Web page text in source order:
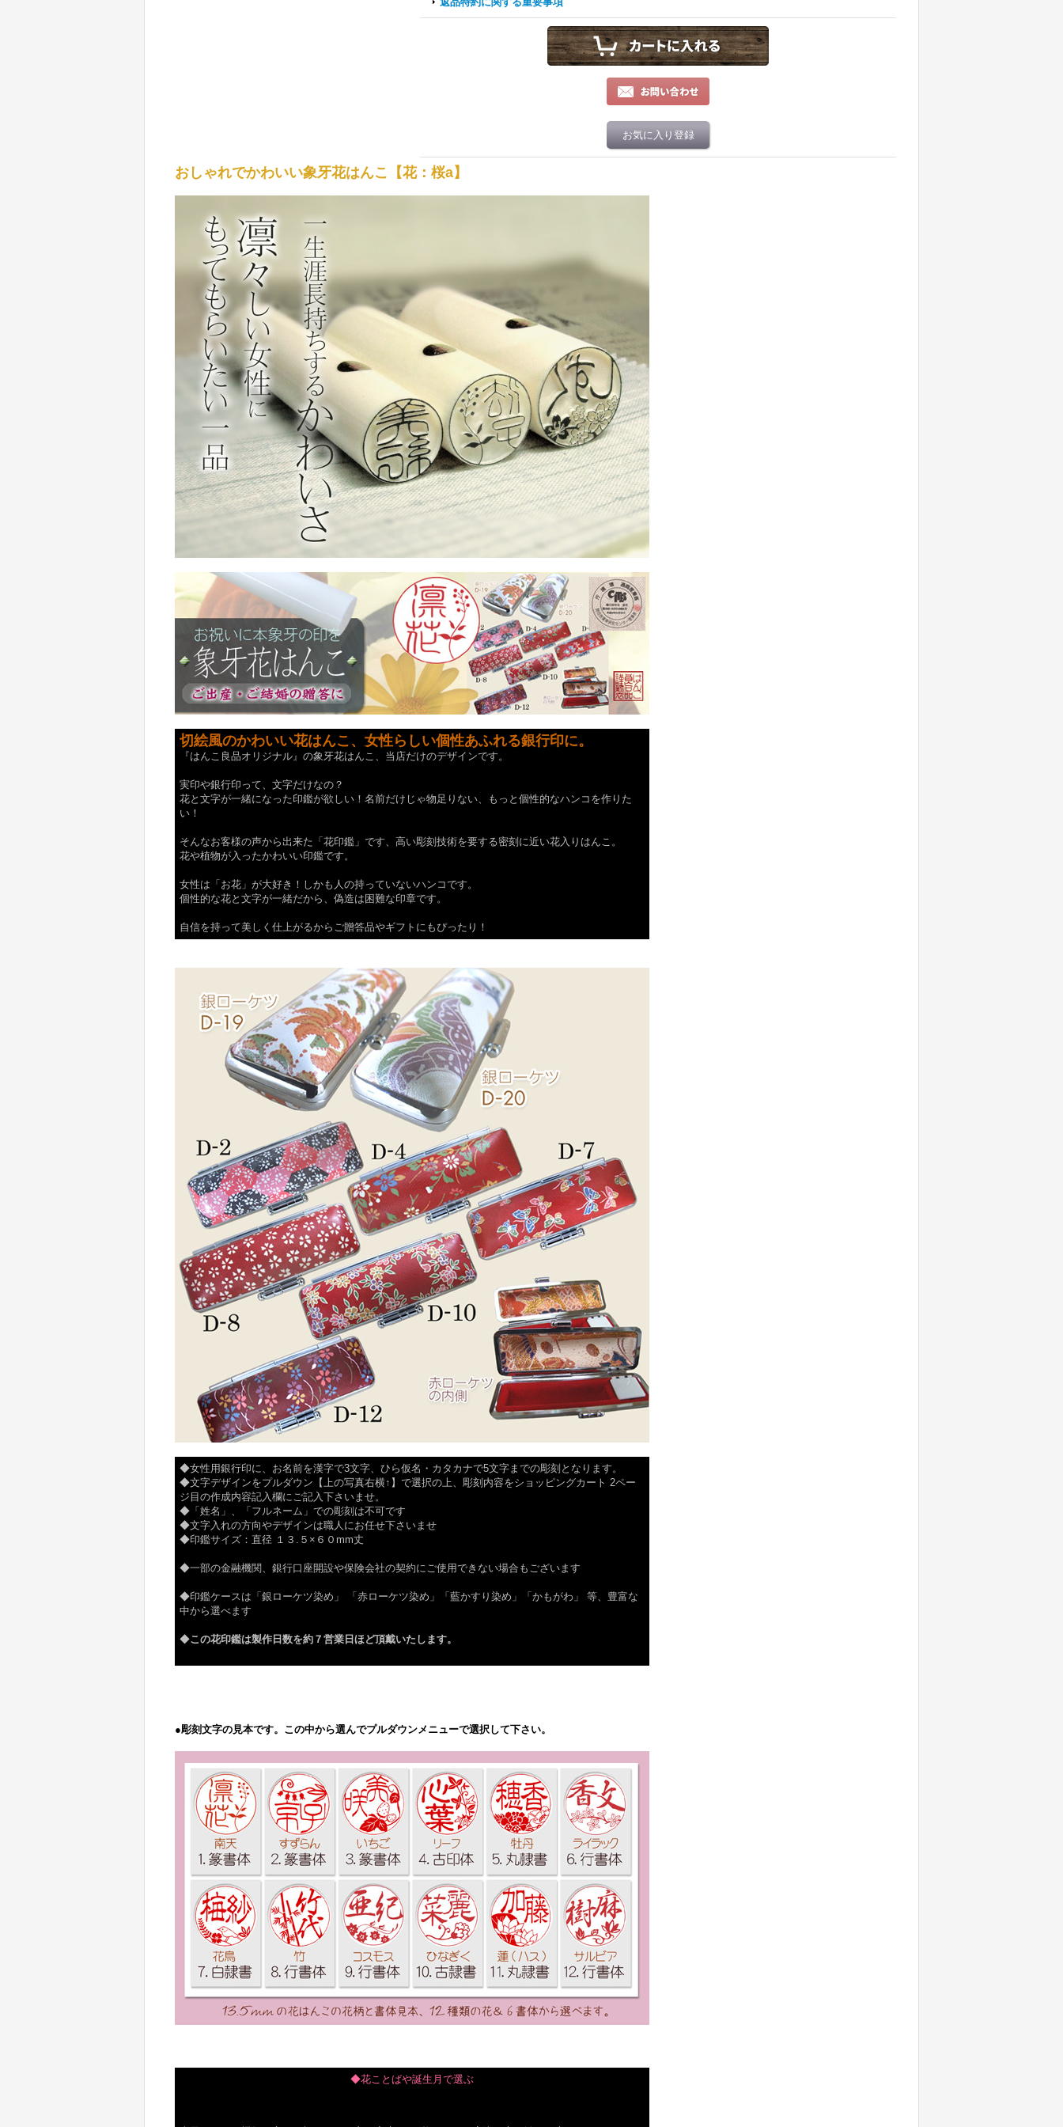
お気に入り登録
おしゃれでかわいい象牙花はんこ【花：桜a】
切絵風のかわいい花はんこ 、女性らしい個性あふれる銀行印に。
『はんこ良品オリジナル』の象牙花はんこ、当店だけのデザインです。
実印や銀行印って、文字だけなの？
花と文字が一緒になった印鑑が欲しい！名前だけじゃ物足りない、もっと個性的なハンコを作りた
い！
そんなお客様の声から出来た「花印鑑」です、高い彫刻技術を要する密刻に近い花入りはんこ。
花や植物が入ったかわいい印鑑です。
女性は「お花」が大好き！しかも人の持っていないハンコです。
個性的な花と文字が一緒だから、偽造は困難な印章です。
自信を持って美しく仕上がるからご贈答品やギフトにもぴったり！
◆女性用銀行印に、お名前を漢字で3文字、ひら仮名・カタカナで5文字までの彫刻となります。
◆文字デザインをプルダウン【上の写真右横↑】で選択の上、彫刻内容をショッピングカート 2ペー
ジ目の作成内容記入欄にご記入下さいませ。
◆「姓名」、「フルネーム」での彫刻は不可です
◆文字入れの方向やデザインは職人にお任せ下さいませ
◆印鑑サイズ：直径 １３.５×６０mm丈
◆一部の金融機関、銀行口座開設や保険会社の契約にご使用できない場合もございます
◆印鑑ケースは「銀ローケツ染め」 「赤ローケツ染め」「藍かすり染め」「かもがわ」 等、豊富な
中から選べます
◆この花印鑑は製作日数を約７営業日ほど頂戴いたします。
●彫刻文字の見本です。この中から選んでプルダウンメニューで選択して下さい。
◆花ことばや誕生月で選ぶ